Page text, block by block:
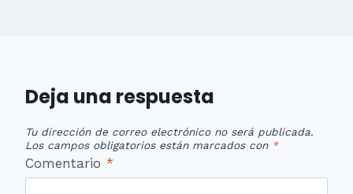
Deja una respuesta
Tu dirección de correo electrónico no será publicada.
Los campos obligatorios están marcados con *
Comentario *